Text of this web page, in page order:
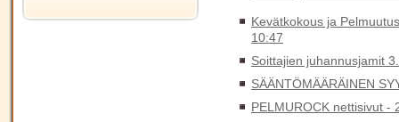
Kevätkokous ja
10:47
Soittajien juhannusjamit
SÄÄNTÖMÄÄRÄINEN
PELMUROCK nettisivut -